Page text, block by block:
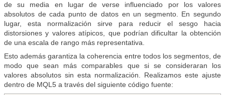
de su media en lugar de verse influenciado por los valores
absolutos de cada punto de datos en un segmento. En segundo
lugar, esta normalización sirve para reducir el sesgo hacia
distorsiones y valores atípicos, que podrían dificultar la obtención
de una escala de rango más representativa.
Esto además garantiza la coherencia entre todos los segmentos, de
modo que sean más comparables que si se consideraran los
valores absolutos sin esta normalización. Realizamos este ajuste
dentro de MQL5 a través del siguiente código fuente: